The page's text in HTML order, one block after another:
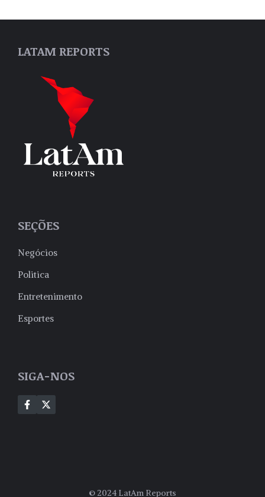
LATAM REPORTS
SEÇÕES
Negócios
Politica
Entretenimento
Esportes
SIGA-NOS
© 2024 LatAm Reports